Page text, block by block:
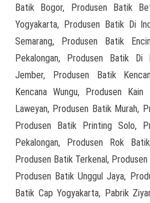
Batik Bogor, Produsen Batik
Yogyakarta, Produsen Batik Di
Semarang, Produsen Batik
Pekalongan, Produsen Batik Di
Jember, Produsen Batik
Kencana Wungu, Produsen
Laweyan, Produsen Batik Murah,
Produsen Batik Printing Solo,
Pekalongan, Produsen Rok
Produsen Batik Terkenal,
Produsen Batik Unggul Jaya,
Batik Cap Yogyakarta, Pabrik